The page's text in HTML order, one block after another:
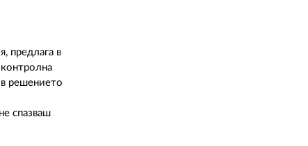
предлага в
решението
спазваш